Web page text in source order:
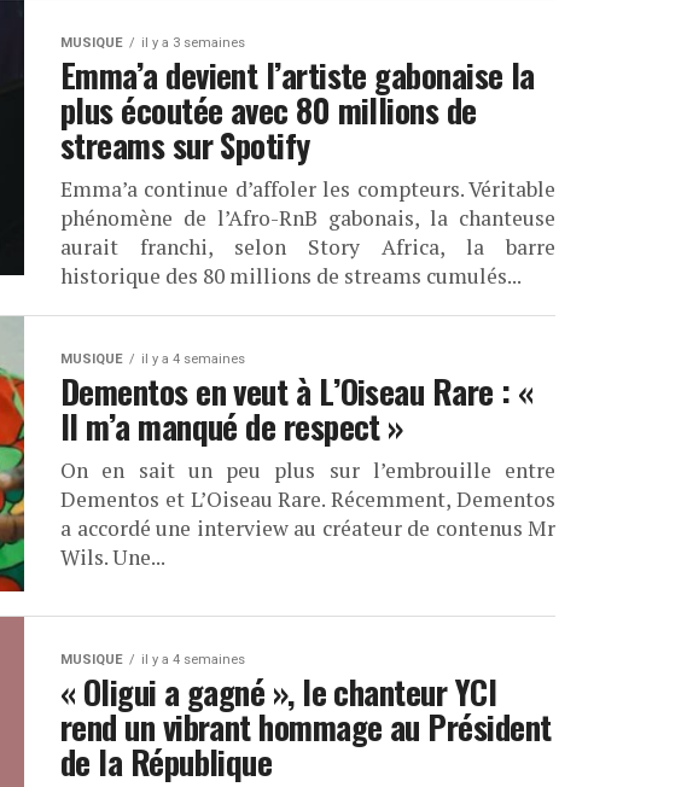
MUSIQUE il y a 3 semaines
Emma’a devient l’artiste gabonaise la
plus écoutée avec 80 millions de
streams sur Spotify
Emma’a continue d’affoler les compteurs. Véritable
phénomène de l’Afro-RnB gabonais, la chanteuse
aurait franchi, selon Story Africa, la barre
historique des 80 millions de streams cumulés...
MUSIQUE il y a 4 semaines
Dementos en veut à L’Oiseau Rare : «
Il m’a manqué de respect »
On en sait un peu plus sur l’embrouille entre
Dementos et L’Oiseau Rare. Récemment, Dementos
a accordé une interview au créateur de contenus Mr
Wils. Une...
MUSIQUE il y a 4 semaines
« Oligui a gagné », le chanteur YCI
rend un vibrant hommage au Président
de la République